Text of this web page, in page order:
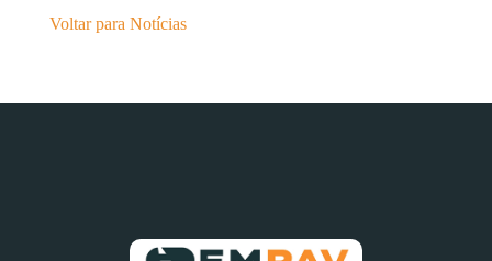
Voltar para Notícias